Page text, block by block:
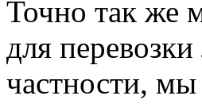
Точно так же
для
частности,